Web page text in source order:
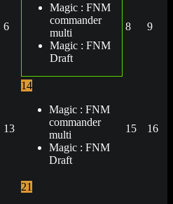
6
Magic : FNM
commander
multi
Magic : FNM
Draft
8 9
13
14
Magic : FNM
commander
multi
Magic : FNM
Draft
15 16
21